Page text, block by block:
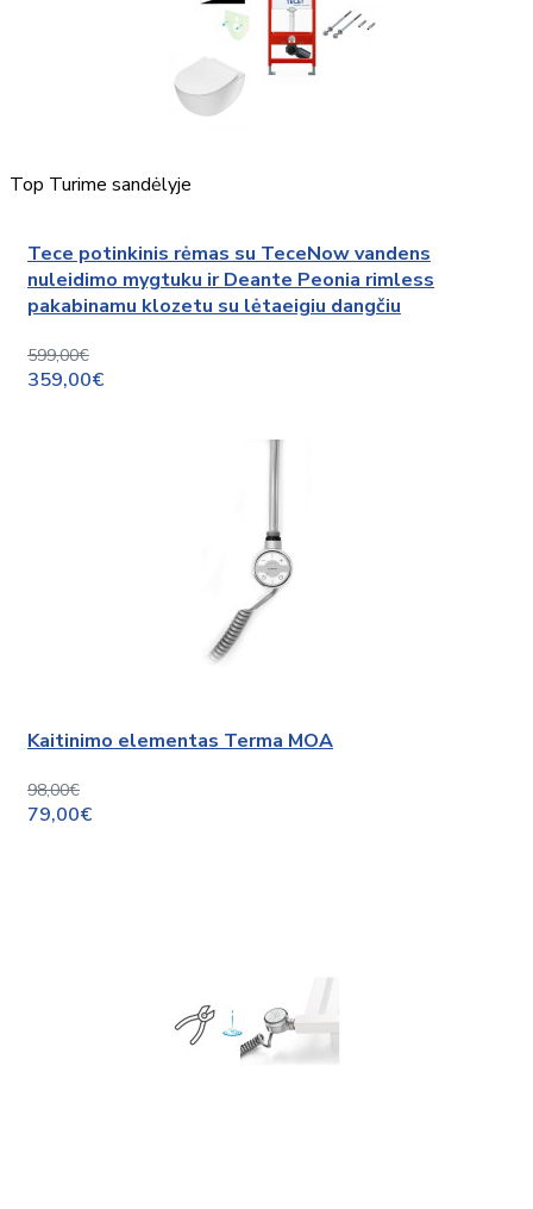
Top Turime sandėlyje
Tece potinkinis rėmas su TeceNow vandens
nuleidimo mygtuku ir Deante Peonia rimless
pakabinamu klozetu su lėtaeigiu dangčiu
599,00€
359,00€
Kaitinimo elementas Terma MOA
98,00€
79,00€